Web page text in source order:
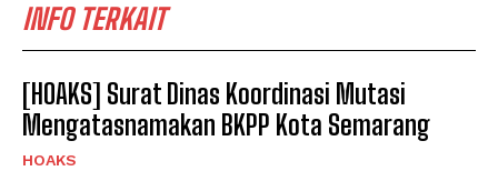
INFO TERKAIT
[HOAKS] Surat Dinas Koordinasi Mutasi
Mengatasnamakan BKPP Kota Semarang
HOAKS